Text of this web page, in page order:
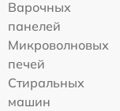
Варочных
панелей
Микроволновых
печей
Стиральных
машин